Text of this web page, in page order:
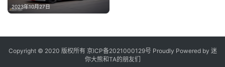
2023年10月27日
Copyright © 2020 版权所有 京ICP备2021000129号 Proudly Powered by 迷
你大熊和TA的朋友们